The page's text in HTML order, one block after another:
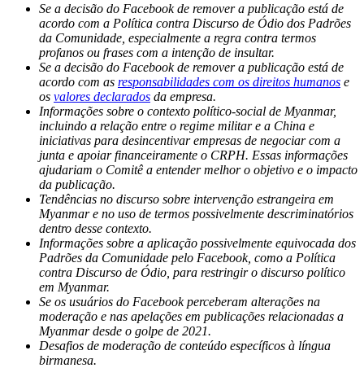
Se a decisão do Facebook de remover a publicação está de
acordo com a Política contra Discurso de Ódio dos Padrões
da Comunidade, especialmente a regra contra termos
profanos ou frases com a intenção de insultar.
Se a decisão do Facebook de remover a publicação está de
acordo com as responsabilidades com os direitos humanos e
os valores declarados da empresa.
Informações sobre o contexto político-social de Myanmar,
incluindo a relação entre o regime militar e a China e
iniciativas para desincentivar empresas de negociar com a
junta e apoiar financeiramente o CRPH. Essas informações
ajudariam o Comitê a entender melhor o objetivo e o impacto
da publicação.
Tendências no discurso sobre intervenção estrangeira em
Myanmar e no uso de termos possivelmente descriminatórios
dentro desse contexto.
Informações sobre a aplicação possivelmente equivocada dos
Padrões da Comunidade pelo Facebook, como a Política
contra Discurso de Ódio, para restringir o discurso político
em Myanmar.
Se os usuários do Facebook perceberam alterações na
moderação e nas apelações em publicações relacionadas a
Myanmar desde o golpe de 2021.
Desafios de moderação de conteúdo específicos à língua
birmanesa.